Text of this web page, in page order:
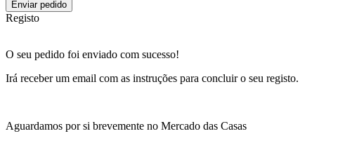
Enviar pedido
Registo
O seu pedido foi enviado com sucesso!
Irá receber um email com as instruções para concluir o seu registo.
Aguardamos por si brevemente no Mercado das Casas